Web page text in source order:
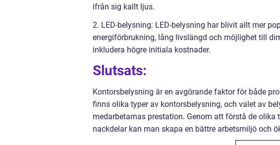
ifrån sig kallt ljus.
2. LED-belysning: LED-belysning har blivit allt mer
energiförbrukning, lång livslängd och möjlighet till
inkludera högre initiala kostnader.
Slutsats:
Kontorsbelysning är en avgörande faktor för både
finns olika typer av kontorsbelysning, och valet av
medarbetarnas prestation. Genom att förstå de
nackdelar kan man skapa en bättre arbetsmiljö och